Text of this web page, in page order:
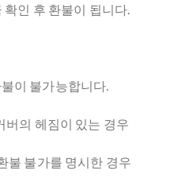
인 후 환불이 됩니다.
이 불가능합니다.
버의 헤짐이 있는 경우
불 불가를 명시한 경우